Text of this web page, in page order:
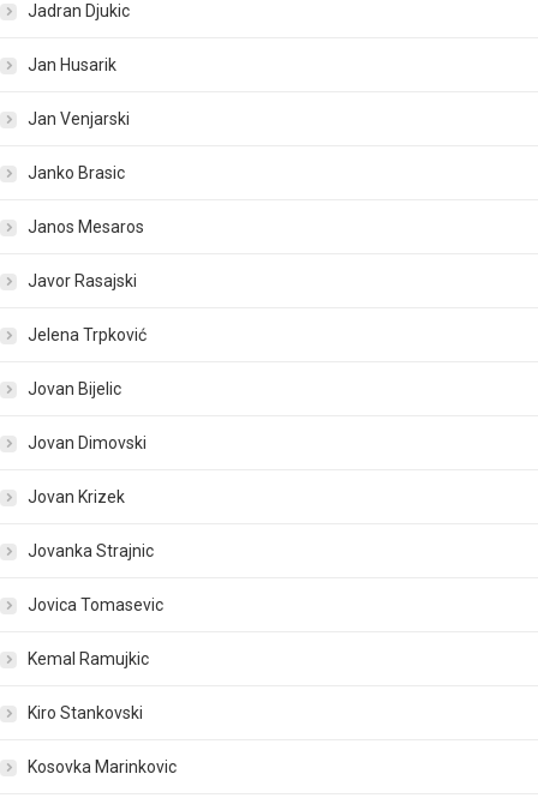
Jadran Djukic
Jan Husarik
Jan Venjarski
Janko Brasic
Janos Mesaros
Javor Rasajski
Jelena Trpković
Jovan Bijelic
Jovan Dimovski
Jovan Krizek
Jovanka Strajnic
Jovica Tomasevic
Kemal Ramujkic
Kiro Stankovski
Kosovka Marinkovic